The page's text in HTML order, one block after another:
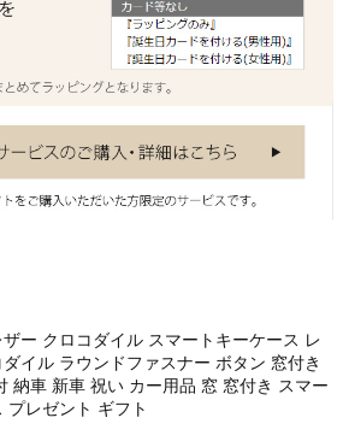
ー クロコダイル スマートキーケース レ
イル ラウンドファスナー ボタン 窓付き
納車 新車 祝い カー用品 窓 窓付き スマー
プレゼント ギフト